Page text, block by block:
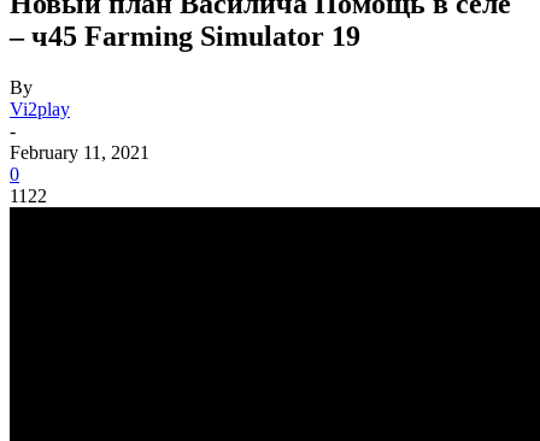
– ч45 Farming Simulator 19
By
Vi2play
-
February 11, 2021
0
1122